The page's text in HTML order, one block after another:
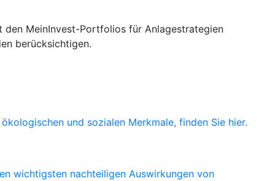
den MeinInvest-Portfolios für Anlagestrategien
berücksichtigen.
und sozialen Merkmale, finden Sie hier.
wichtigsten nachteiligen Auswirkungen von